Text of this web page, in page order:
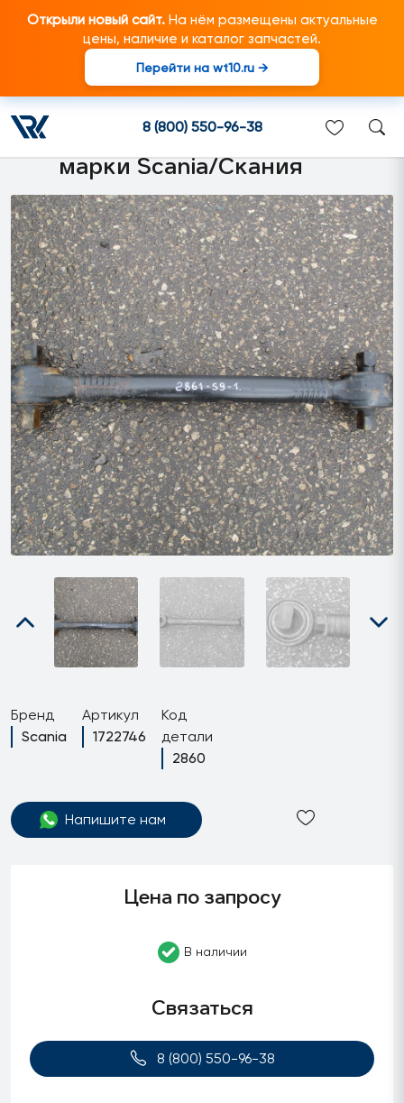
Открыли новый сайт.На нём размещены актуальные
цены, наличие и каталог запчастей.
Перейти на wt10.ru →
8 (800) 550-96-38
1722746 Реактивная тяга
балансирной тележки
подходит для грузовиков
марки Scania/Скания
Бренд
Scania
Артикул
1722746
Код
детали
2860
Напишите нам
Цена по запросу
В наличии
Связаться
8 (800) 550-96-38